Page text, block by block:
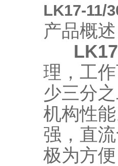
LK17-11/
产品概
理，工
少三分
机构性
强，直
极为方